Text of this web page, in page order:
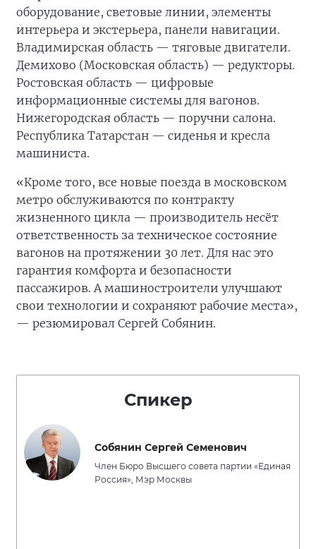
оборудование, световые линии, элементы
интерьера и экстерьера, панели навигации.
Владимирская область — тяговые двигатели.
Демихово (Московская область) — редукторы.
Ростовская область — цифровые
информационные системы для вагонов.
Нижегородская область — поручни салона.
Республика Татарстан — сиденья и кресла
машиниста.
«Кроме того, все новые поезда в московском
метро обслуживаются по контракту
жизненного цикла — производитель несёт
ответственность за техническое состояние
вагонов на протяжении 30 лет. Для нас это
гарантия комфорта и безопасности
пассажиров. А машиностроители улучшают
свои технологии и сохраняют рабочие места»,
— резюмировал Сергей Собянин.
Спикер
Собянин Сергей Семенович
Член Бюро Высшего совета партии «Единая
Россия», Мэр Москвы